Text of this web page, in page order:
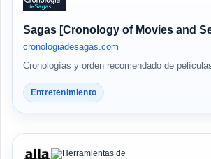
Sagas [Cronology of Movies and
cronologiadesagas.com
Cronologías y orden recomendado de
Entretenimiento